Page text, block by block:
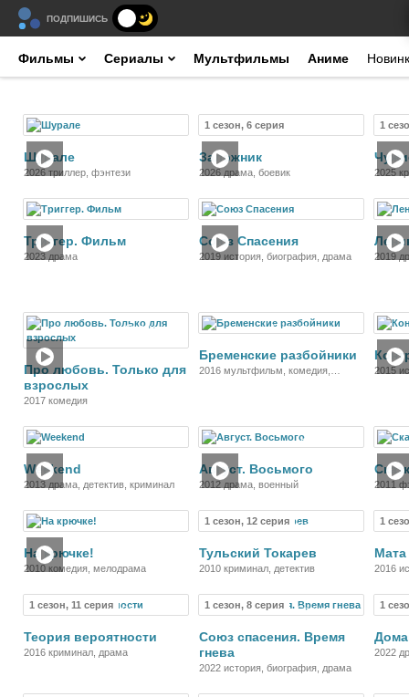
ПОДПИШИСЬ
Фильмы Сериалы Мультфильмы Аниме
Шурале
2026 триллер, фэнтези
1 сезон, 6 серия
Заложник
2026 драма, боевик
1
2025
Триггер. Фильм
2023 драма
Союз Спасения
2019 история, биография, драма 2019
Фильм
Про любовь. Только для
взрослых
2017 комедия
Мультфильм
Бременские разбойники
2016 мультфильм, комедия,
2015
Weekend
2013 драма, детектив, криминал
Фильм
Август. Восьмого
2012 драма, военный 2011
На крючке!
2010 комедия, мелодрама
1 сезон, 12 серия Сериал
Тульский Токарев
2010 криминал, детектив
1
2016
1 сезон, 11 серия Сериал
Теория вероятности
2016 криминал, драма
1 сезон, 8 серия Сериал
Союз спасения. Время
гнева
2022 история, биография, драма
1
2022